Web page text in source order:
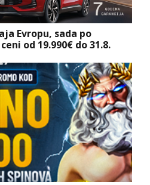
Evropu, sada po
od 19.990€ do 31.8.